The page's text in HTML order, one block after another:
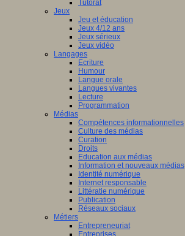
Tutorat
Jeux
Jeu et éducation
Jeux 4/12 ans
Jeux sérieux
Jeux vidéo
Langages
Ecriture
Humour
Langue orale
Langues vivantes
Lecture
Programmation
Médias
Compétences informationnelles
Culture des médias
Curation
Droits
Education aux médias
Information et nouveaux médias
Identité numérique
Internet responsable
Littératie numérique
Publication
Réseaux sociaux
Métiers
Entrepreneuriat
Entreprises